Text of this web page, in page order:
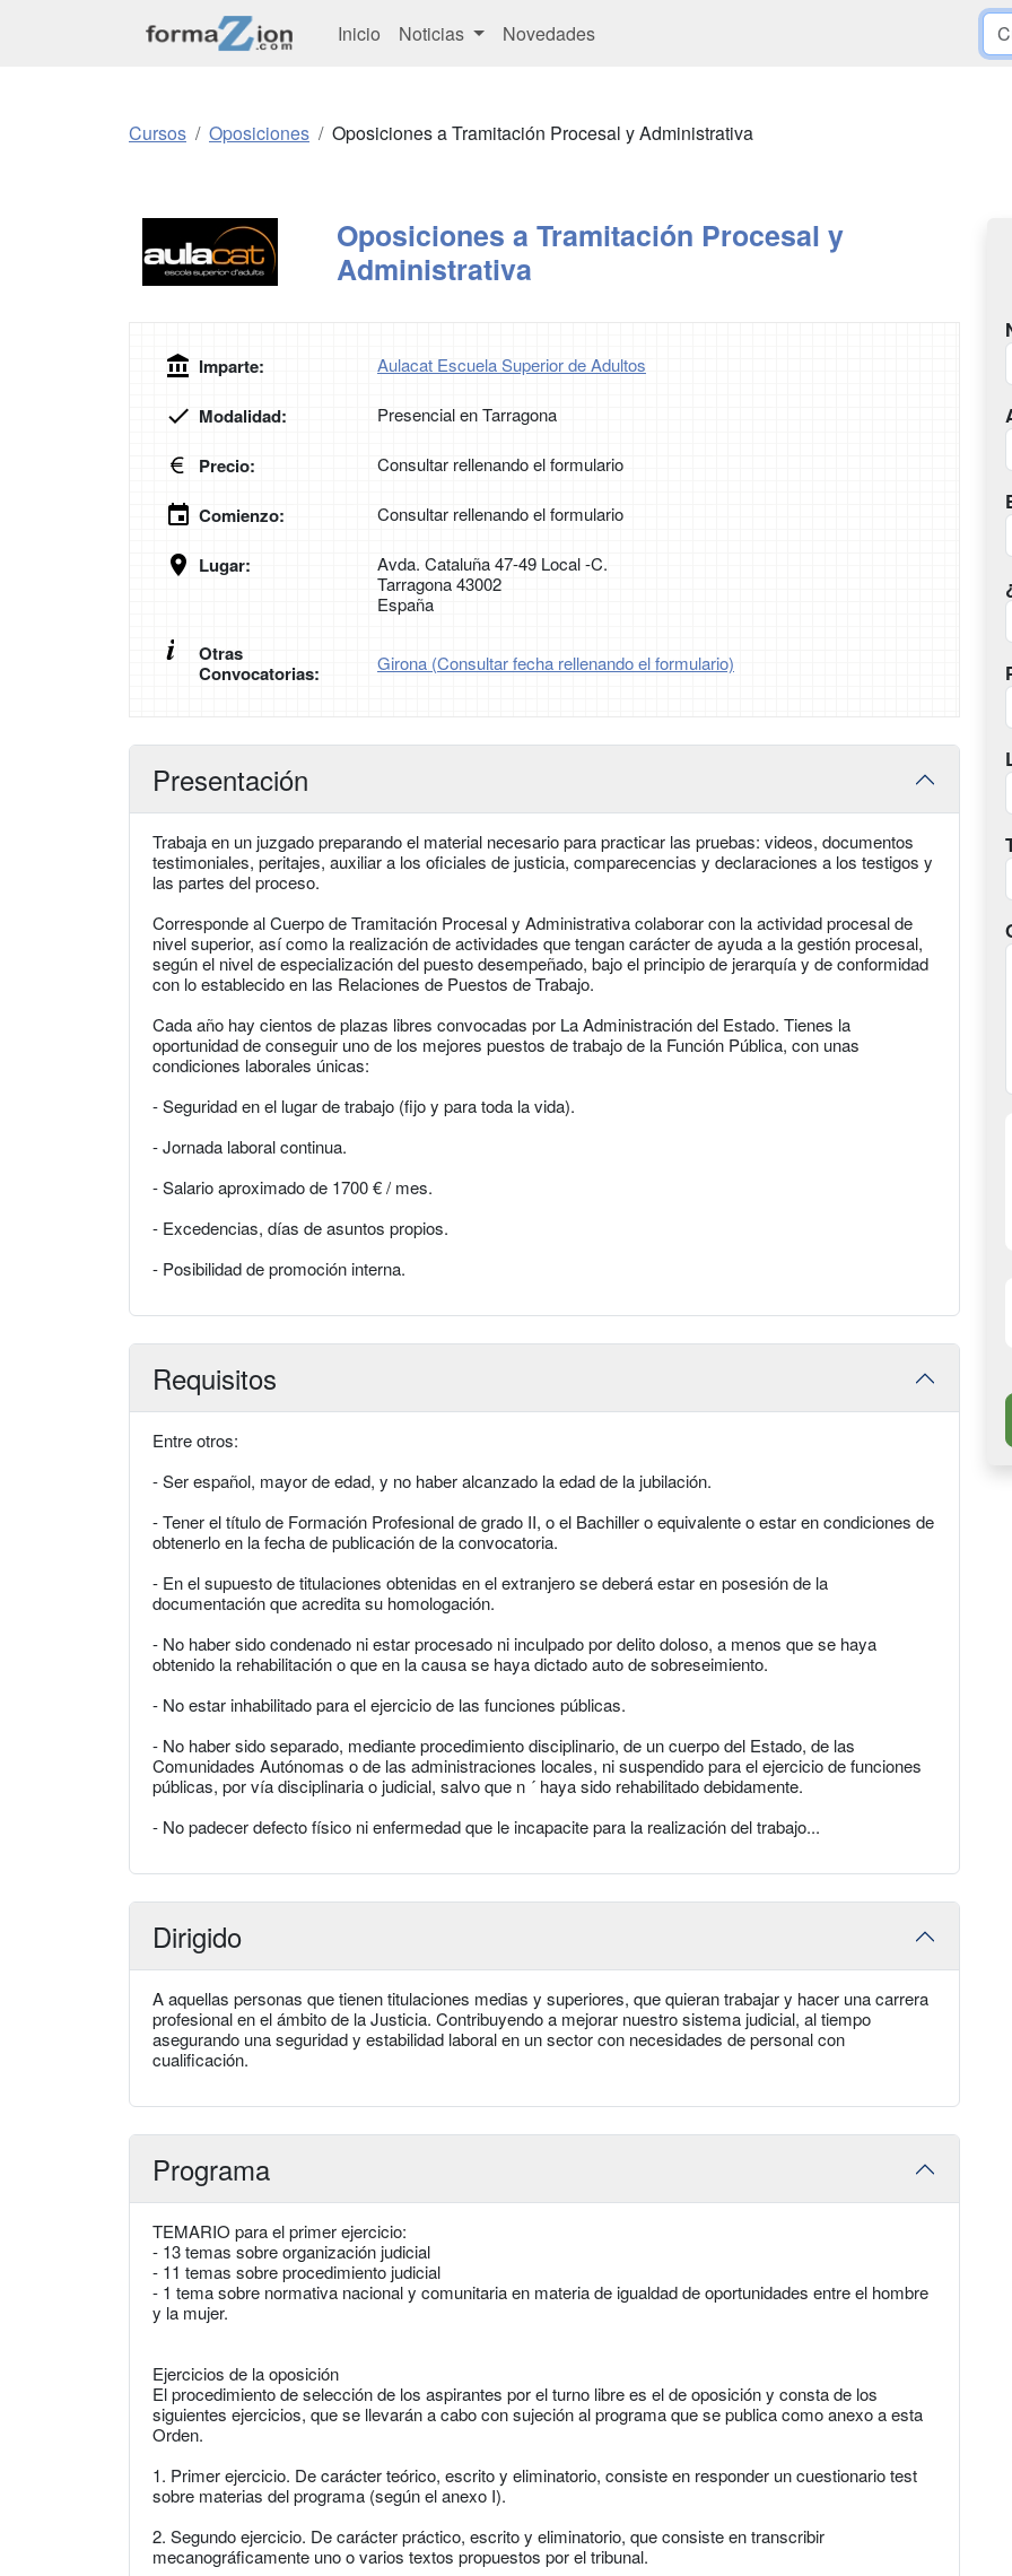
Inicio Noticias Novedades
Cursos Oposiciones Oposiciones a Tramitación Procesal y Administrativa
Oposiciones a Tramitación Procesal y
Administrativa
Imparte: Aulacat Escuela Superior de Adultos
Modalidad: Presencial en Tarragona
Precio: Consultar rellenando el formulario
Comienzo: Consultar rellenando el formulario
Lugar:
Avda. Cataluña 47-49 Local -C.
Tarragona 43002
España
Otras
Convocatorias:
Girona (Consultar fecha rellenando el formulario)
Presentación
Trabaja en un juzgado preparando el material necesario para practicar las pruebas: videos, documentos
testimoniales, peritajes, auxiliar a los oficiales de justicia, comparecencias y declaraciones a los testigos y
las partes del proceso.
Corresponde al Cuerpo de Tramitación Procesal y Administrativa colaborar con la actividad procesal de
nivel superior, así como la realización de actividades que tengan carácter de ayuda a la gestión procesal,
según el nivel de especialización del puesto desempeñado, bajo el principio de jerarquía y de conformidad
con lo establecido en las Relaciones de Puestos de Trabajo.
Cada año hay cientos de plazas libres convocadas por La Administración del Estado. Tienes la
oportunidad de conseguir uno de los mejores puestos de trabajo de la Función Pública, con unas
condiciones laborales únicas:
- Seguridad en el lugar de trabajo (fijo y para toda la vida).
- Jornada laboral continua.
- Salario aproximado de 1700 € / mes.
- Excedencias, días de asuntos propios.
- Posibilidad de promoción interna.
Requisitos
Entre otros:
- Ser español, mayor de edad, y no haber alcanzado la edad de la jubilación.
- Tener el título de Formación Profesional de grado II, o el Bachiller o equivalente o estar en condiciones de
obtenerlo en la fecha de publicación de la convocatoria.
- En el supuesto de titulaciones obtenidas en el extranjero se deberá estar en posesión de la
documentación que acredita su homologación.
- No haber sido condenado ni estar procesado ni inculpado por delito doloso, a menos que se haya
obtenido la rehabilitación o que en la causa se haya dictado auto de sobreseimiento.
- No estar inhabilitado para el ejercicio de las funciones públicas.
- No haber sido separado, mediante procedimiento disciplinario, de un cuerpo del Estado, de las
Comunidades Autónomas o de las administraciones locales, ni suspendido para el ejercicio de funciones
públicas, por vía disciplinaria o judicial, salvo que n ´ haya sido rehabilitado debidamente.
- No padecer defecto físico ni enfermedad que le incapacite para la realización del trabajo...
Dirigido
A aquellas personas que tienen titulaciones medias y superiores, que quieran trabajar y hacer una carrera
profesional en el ámbito de la Justicia. Contribuyendo a mejorar nuestro sistema judicial, al tiempo
asegurando una seguridad y estabilidad laboral en un sector con necesidades de personal con
cualificación.
Programa
TEMARIO para el primer ejercicio:
- 13 temas sobre organización judicial
- 11 temas sobre procedimiento judicial
- 1 tema sobre normativa nacional y comunitaria en materia de igualdad de oportunidades entre el hombre
y la mujer.
Ejercicios de la oposición
El procedimiento de selección de los aspirantes por el turno libre es el de oposición y consta de los
siguientes ejercicios, que se llevarán a cabo con sujeción al programa que se publica como anexo a esta
Orden.
1. Primer ejercicio. De carácter teórico, escrito y eliminatorio, consiste en responder un cuestionario test
sobre materias del programa (según el anexo I).
2. Segundo ejercicio. De carácter práctico, escrito y eliminatorio, que consiste en transcribir
mecanográficamente uno o varios textos propuestos por el tribunal.